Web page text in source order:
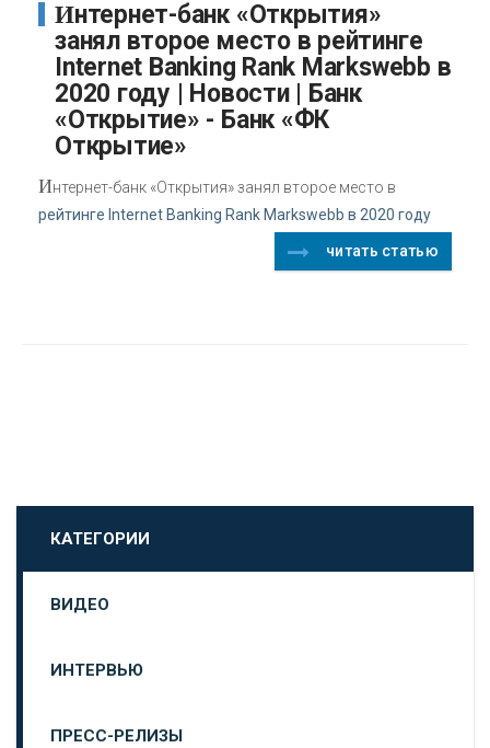
Интернет-банк «Открытия»
занял второе место в рейтинге
Internet Banking Rank Markswebb в
2020 году | Новости | Банк
«Открытие» - Банк «ФК
Открытие»
Интернет-банк «Открытия» занял второе место в
рейтинге Internet Banking Rank Markswebb в 2020 году
читать статью
КАТЕГОРИИ
ВИДЕО
ИНТЕРВЬЮ
ПРЕСС-РЕЛИЗЫ